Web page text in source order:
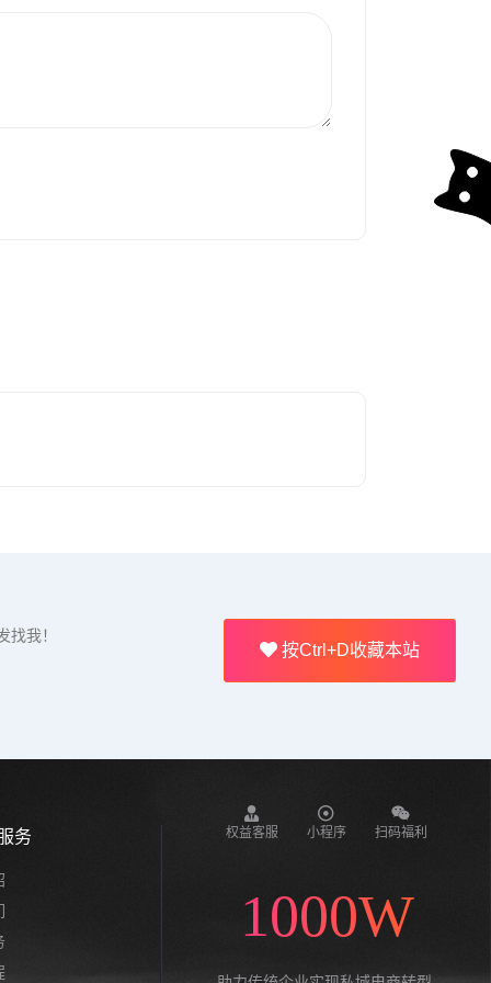
按Ctrl+D收藏本站
找我！
务 权益客服 小程序 扫码福利
1000W